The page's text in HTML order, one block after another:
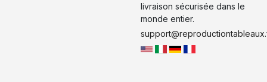
livraison sécurisée dans le
monde entier.